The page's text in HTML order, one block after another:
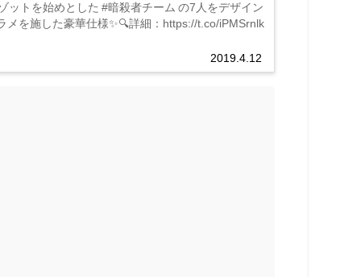
2019.4.12
トを始めとした #暗殺者チーム の7人をデザイン
を施した豪華仕様✨🔍詳細：https://t.co/iPMSrnlk